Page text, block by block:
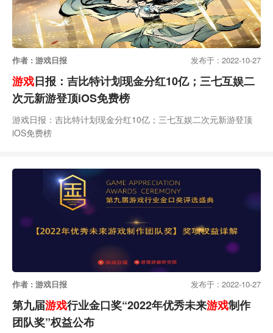
作者 : 游戏日报 发布于 : 2022-10-27
游戏日报：吉比特计划现金分红10亿；三七互娱二
次元新游登顶iOS免费榜
游戏日报：吉比特计划现金分红10亿；三七互娱二次元新游登顶
iOS免费榜
作者 : 游戏日报 发布于 : 2022-10-27
第九届游戏行业金口奖“2022年优秀未来游戏制作
团队奖”权益公布